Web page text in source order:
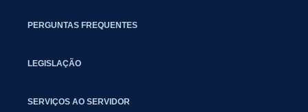
PERGUNTAS FREQUENTES
LEGISLAÇÃO
SERVIÇOS AO SERVIDOR